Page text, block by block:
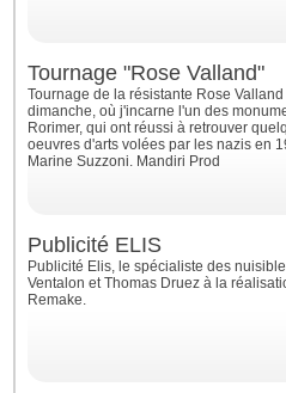
Tournage "Rose Valland"
Tournage de la résistante Rose
dimanche, où j'incarne l'un des
Rorimer, qui ont réussi à retrouver
oeuvres d'arts volées par les nazis en
Marine Suzzoni. Mandiri Prod
Publicité ELIS
Publicité Elis, le spécialiste des
Ventalon et Thomas Druez à la
Remake.